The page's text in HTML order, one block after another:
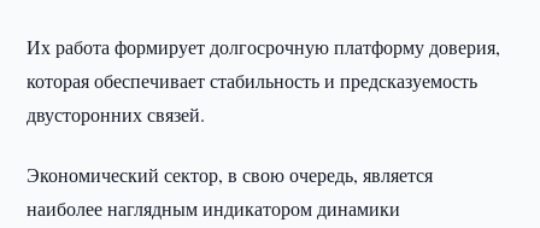
Их работа формирует долгосрочную платформу доверия,
которая обеспечивает стабильность и предсказуемость
двусторонних связей.
Экономический сектор, в свою очередь, является
наиболее наглядным индикатором динамики